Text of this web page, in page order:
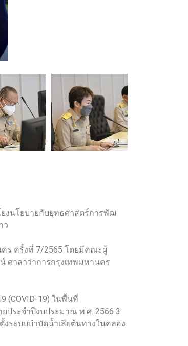
งนโยบายกับยุทธศาสตร์การพัฒ
ว
คร ครั้งที่ 7/2565 โดยมีคณะผู้
ศาลาว่าการกรุงเทพมหานคร
(COVID-19) ในพื้นที่
ระจำปีงบประมาณ พ.ศ. 2566 3.
ระบบบำบัดน้ำเสียต้นทางในคลอง